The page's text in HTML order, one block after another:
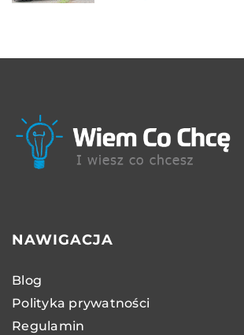
NAWIGACJA
Blog
Polityka prywatności
Regulamin